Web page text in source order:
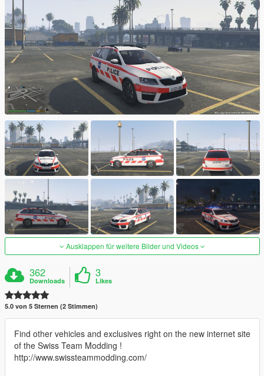
Ausklappen für weitere Bilder und Videos
362
Downloads
3
Likes
5.0 von 5 Sternen (2 Stimmen)
Find other vehicles and exclusives right on the new internet site
of the Swiss Team Modding !
http://www.swissteammodding.com/